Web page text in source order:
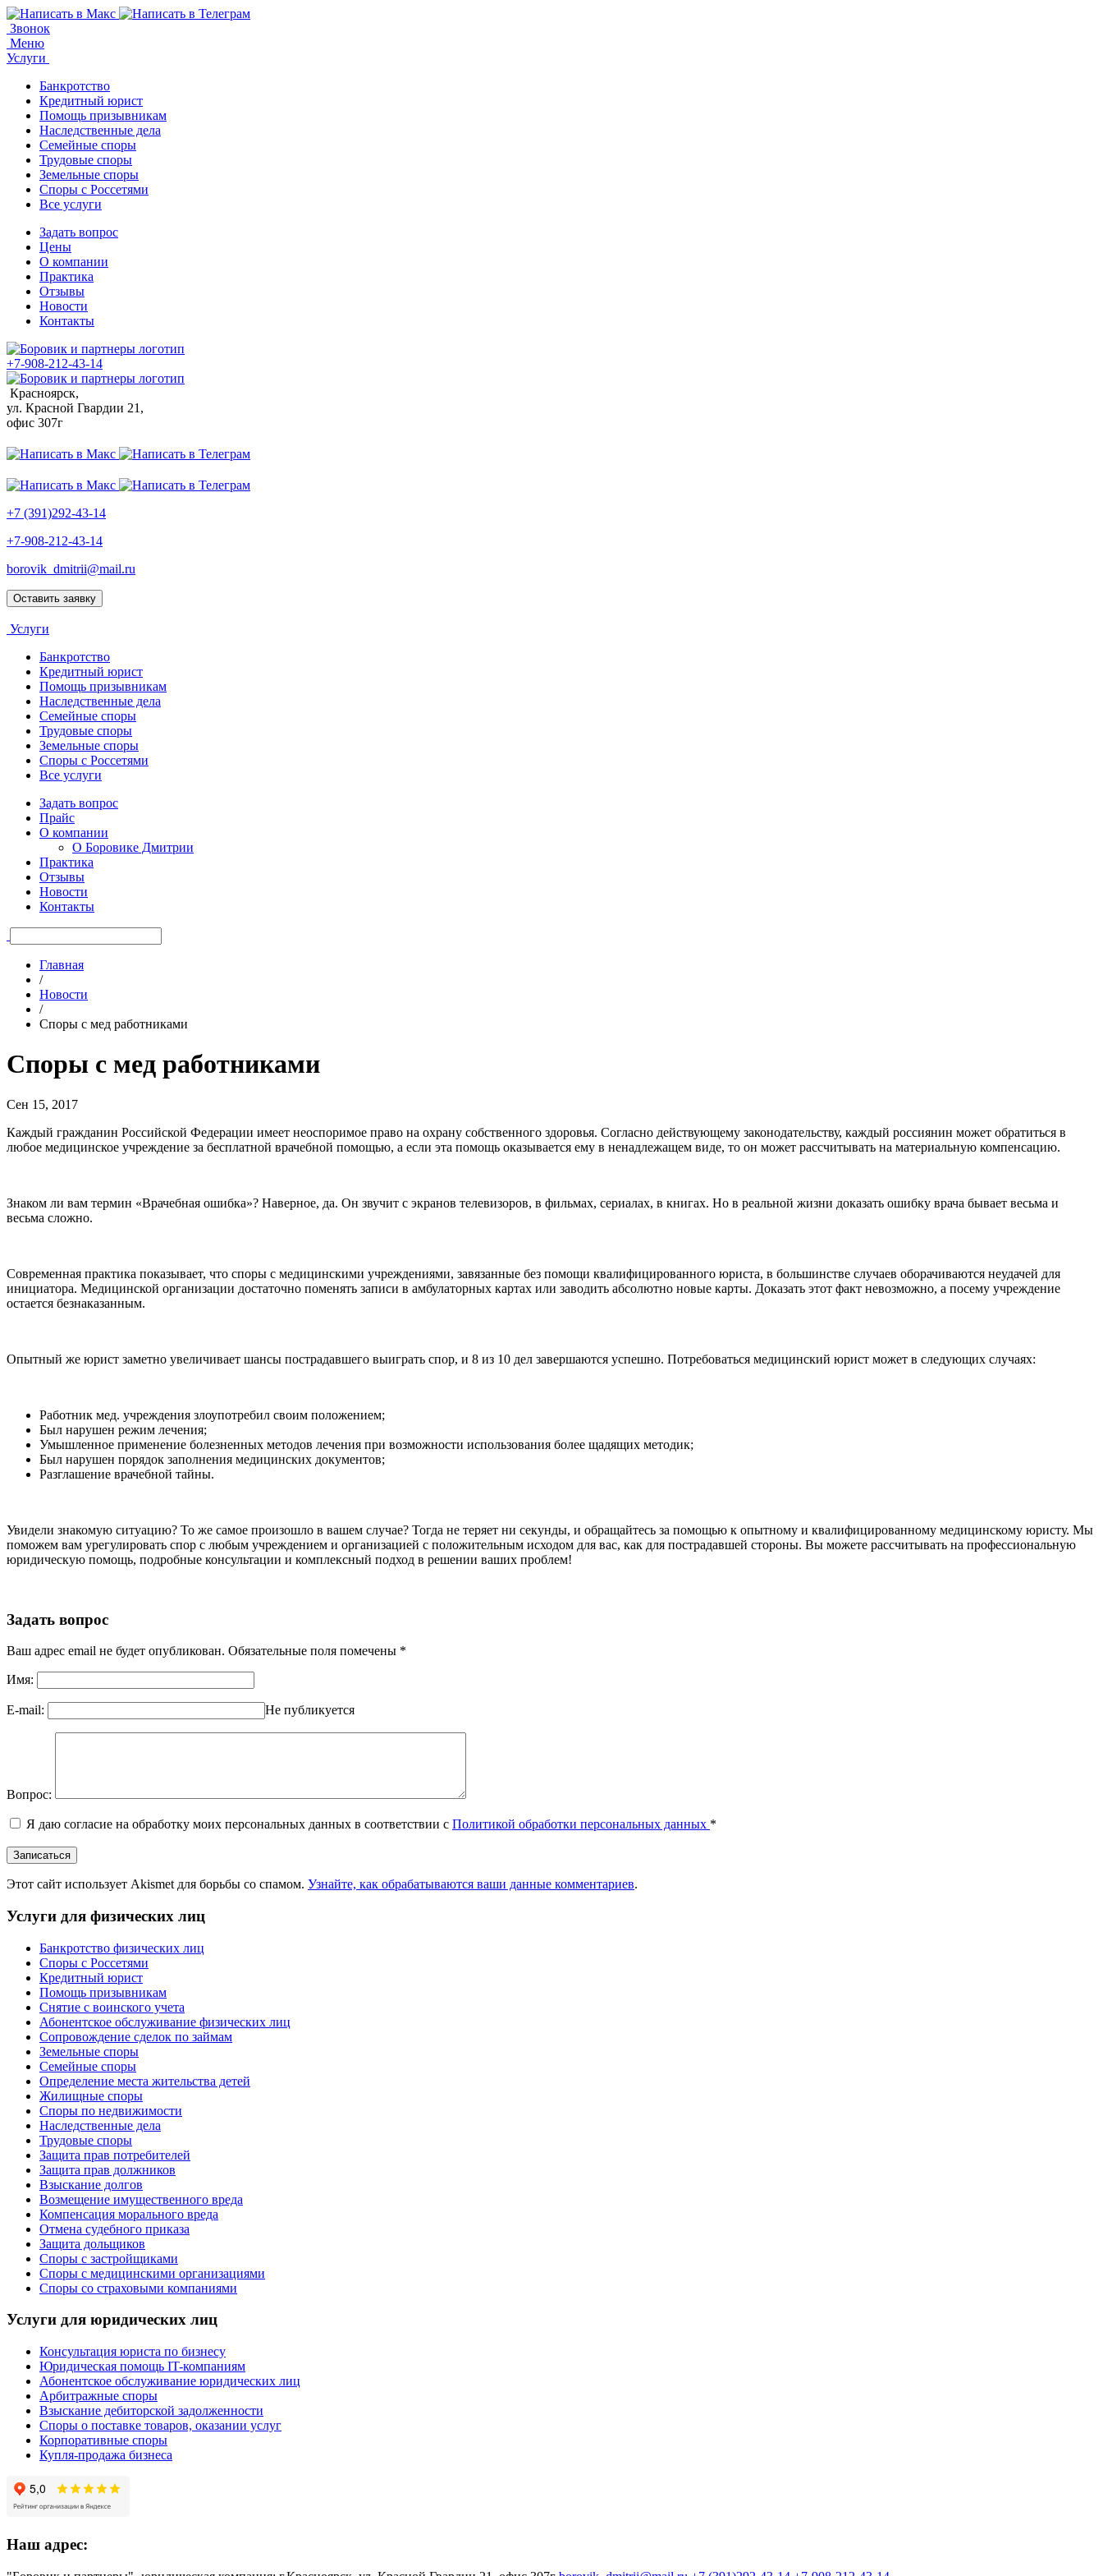
Звонок
Меню
Услуги
Банкротство
Кредитный юрист
Помощь призывникам
Наследственные дела
Семейные споры
Трудовые споры
Земельные споры
Споры с Россетями
Все услуги
Задать вопрос
Цены
О компании
Практика
Отзывы
Новости
Контакты
+7-908-212-43-14
Красноярск,
ул. Красной Гвардии 21,
офис 307г
+7 (391)292-43-14
+7-908-212-43-14
borovik_dmitrii@mail.ru
Оставить заявку
Услуги
Банкротство
Кредитный юрист
Помощь призывникам
Наследственные дела
Семейные споры
Трудовые споры
Земельные споры
Споры с Россетями
Все услуги
Задать вопрос
Прайс
О компании
О Боровике Дмитрии
Практика
Отзывы
Новости
Контакты
Главная
/
Новости
/
Споры с мед работниками
Споры с мед работниками
Сен 15, 2017
Каждый гражданин Российской Федерации имеет неоспоримое право на охрану собственного здоровья. Согласно действующему законодательству, каждый россиянин может обратиться в
любое медицинское учреждение за бесплатной врачебной помощью, а если эта помощь оказывается ему в ненадлежащем виде, то он может рассчитывать на материальную компенсацию.
Знаком ли вам термин «Врачебная ошибка»? Наверное, да. Он звучит с экранов телевизоров, в фильмах, сериалах, в книгах. Но в реальной жизни доказать ошибку врача бывает весьма и
весьма сложно.
Современная практика показывает, что споры с медицинскими учреждениями, завязанные без помощи квалифицированного юриста, в большинстве случаев оборачиваются неудачей для
инициатора. Медицинской организации достаточно поменять записи в амбулаторных картах или заводить абсолютно новые карты. Доказать этот факт невозможно, а посему учреждение
остается безнаказанным.
Опытный же юрист заметно увеличивает шансы пострадавшего выиграть спор, и 8 из 10 дел завершаются успешно. Потребоваться медицинский юрист может в следующих случаях:
Работник мед. учреждения злоупотребил своим положением;
Был нарушен режим лечения;
Умышленное применение болезненных методов лечения при возможности использования более щадящих методик;
Был нарушен порядок заполнения медицинских документов;
Разглашение врачебной тайны.
Увидели знакомую ситуацию? То же самое произошло в вашем случае? Тогда не теряет ни секунды, и обращайтесь за помощью к опытному и квалифицированному медицинскому юристу. Мы
поможем вам урегулировать спор с любым учреждением и организацией с положительным исходом для вас, как для пострадавшей стороны. Вы можете рассчитывать на профессиональную
юридическую помощь, подробные консультации и комплексный подход в решении ваших проблем!
Задать вопрос
Ваш адрес email не будет опубликован. Обязательные поля помечены *
Имя:
E-mail: Не публикуется
Вопрос:
Я даю согласие на обработку моих персональных данных в соответствии с Политикой обработки персональных данных *
Этот сайт использует Akismet для борьбы со спамом. Узнайте, как обрабатываются ваши данные комментариев.
Услуги для физических лиц
Банкротство физических лиц
Споры с Россетями
Кредитный юрист
Помощь призывникам
Снятие с воинского учета
Абонентское обслуживание физических лиц
Cопровождение сделок по займам
Земельные споры
Семейные споры
Определение места жительства детей
Жилищные споры
Споры по недвижимости
Наследственные дела
Трудовые споры
Защита прав потребителей
Защита прав должников
Взыскание долгов
Возмещение имущественного вреда
Компенсация морального вреда
Отмена судебного приказа
Защита дольщиков
Споры с застройщиками
Споры с медицинскими организациями
Споры со страховыми компаниями
Услуги для юридических лиц
Консультация юриста по бизнесу
Юридическая помощь IT-компаниям
Абонентское обслуживание юридических лиц
Арбитражные споры
Взыскание дебиторской задолженности
Споры о поставке товаров, оказании услуг
Корпоративные споры
Купля-продажа бизнеса
Наш адрес: